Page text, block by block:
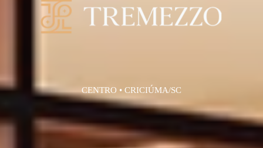
CENTRO • CRICIÚMA/SC